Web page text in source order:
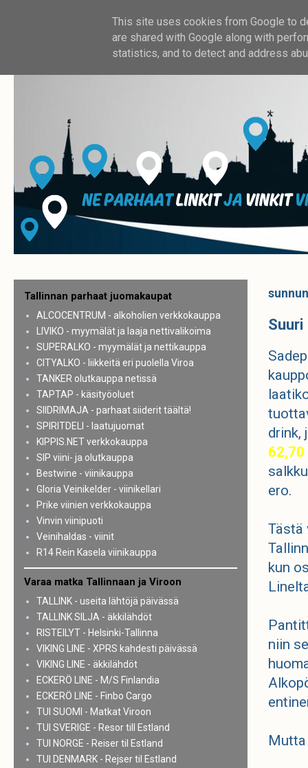
drink,
62,70
ero.
Tästä
kun
niin
Tallinnan parhaat juomakaupat
ALCOCENTRUM - alkoholien verkkokauppa
LIVIKO - myymälät ja laaja nettivalikoima
SUPERALKO - myymälät ja nettikauppa
CITYALKO - liikkeitä eri puolella Viroa
TANKER olutkauppa netissä
TAPTAP - käsityöoluet
SIIDRIMAJA - parhaat siiderit täältä!
SPIRITDELI - laatujuomat
KIPPIS.NET verkkokauppa
SIP viini- ja olutkauppa
Bestwine - viinikauppa
Gloria Veinikelder - viinikellari
Prike viinien verkkokauppa
Vinvin viinipuoti
Veinihaldas - viinit
R14 Rein Kasela viinikauppa
Varaa matka Tallinnaan ja Viroon
TALLINK - useita lähtöjä päivässä
TALLINK SILJA - äkkilähdöt
RISTEILYT - Helsinki-Tallinna
VIKING LINE - XPRS kahdesti päivässä
VIKING LINE - äkkilähdöt
ECKERÖ LINE - M/S Finlandia
ECKERÖ LINE - Finbo Cargo
TUI SUOMI - Matkat Viroon
TUI SVERIGE - Resor till Estland
TUI NORGE - Reiser til Estland
TUI DENMARK - Rejser til Estland
This site uses cookies from Google to
are shared with Google along with
statistics, and to detect and address